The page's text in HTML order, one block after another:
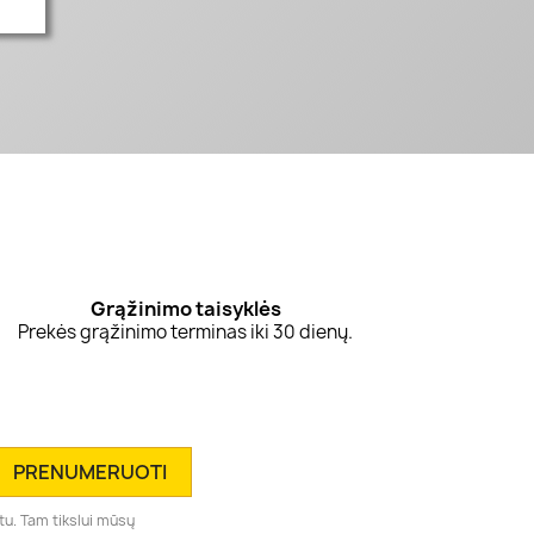
Grąžinimo taisyklės
Prekės grąžinimo terminas iki 30 dienų.
Tam tikslui mūsų